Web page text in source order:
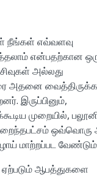
நீங்கள் எவ்வளவு
என்பதற்கான
அல்லது
அதனை வைத்திருக்க
இருப்பினும்,
முறையில்,
ஒவ்வொரு
மாற்றப்பட
ஏற்படும் ஆபத்துகளை